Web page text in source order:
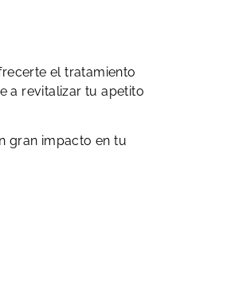
el tratamiento
a revitalizar tu apetito
gran impacto en tu